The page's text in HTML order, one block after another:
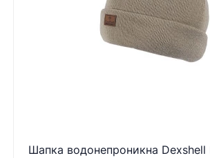
Шапка водонепроникна Dexshell